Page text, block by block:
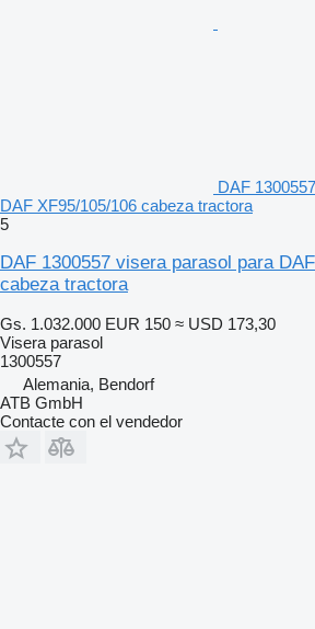
DAF
DAF XF95/105/106 cabeza tractora
5
DAF 1300557 visera parasol para
cabeza tractora
Gs. 1.032.000 EUR 150 ≈ USD 173,30
Visera parasol
1300557
Alemania, Bendorf
ATB GmbH
Contacte con el vendedor